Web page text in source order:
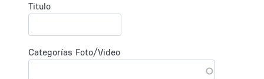
Titulo
Categorías Foto/Video